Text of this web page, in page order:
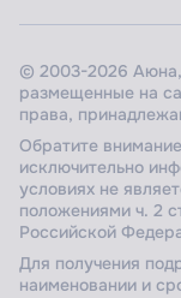
© 2003-2026 Аюна,
размещенные на
права,
Обратите
исключительно
условиях не
положениями ч. 2
Российской
Для получения
наименовании и